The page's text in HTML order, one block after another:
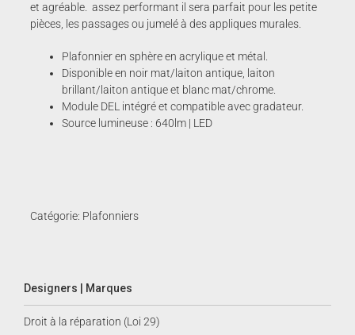
et agréable. assez performant il sera parfait pour les petite
pièces, les passages ou jumelé à des appliques murales.
Plafonnier en sphère en acrylique et métal.
Disponible en noir mat/laiton antique, laiton
brillant/laiton antique et blanc mat/chrome.
Module DEL intégré et compatible avec gradateur.
Source lumineuse : 640lm | LED
Catégorie: Plafonniers
Designers | Marques
Droit à la réparation (Loi 29)